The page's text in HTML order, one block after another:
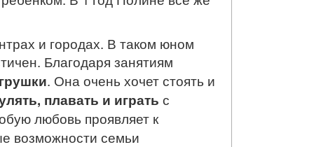
и городах. В таком юном
Благодаря занятиям
. Она очень хочет стоять и
плавать и играть с
любовь проявляет к
возможности семьи